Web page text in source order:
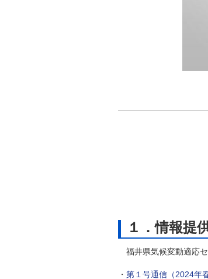
１．情報提
福井県気候変動適応セ
・ 第１号通信（2024年